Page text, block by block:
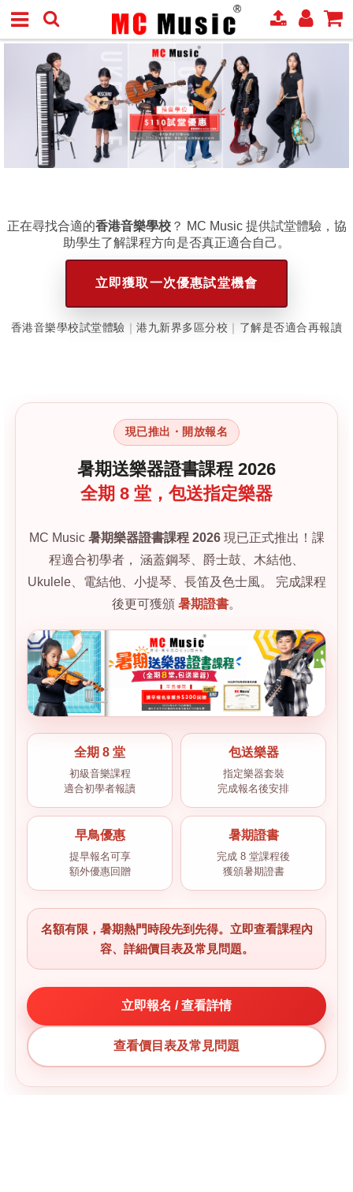
正在尋找合適的香港音樂學校？ MC Music 提供試堂體驗，協
助學生了解課程方向是否真正適合自己。
立即獲取一次優惠試堂機會
香港音樂學校試堂體驗 ｜港九新界多區分校 了解是否適合再報讀
現已推出・開放報名
暑期送樂器證書課程 2026
全期 8 堂，包送指定樂器
MC Music 暑期樂器證書課程 2026現已正式推出！課
程適合初學者， 涵蓋鋼琴、爵士鼓、木結他、
Ukulele、電結他、小提琴、長笛及色士風。 完成課程
後更可獲頒 暑期證書。
全期 8 堂
初級音樂課程
適合初學者報讀
包送樂器
指定樂器套裝
完成報名後安排
早鳥優惠
提早報名可享
額外優惠回贈
暑期證書
完成 8 堂課程後
獲頒暑期證書
名額有限，暑期熱門時段先到先得。立即查看課程內
容、詳細價目表及常見問題。
立即報名 / 查看詳情
查看價目表及常見問題